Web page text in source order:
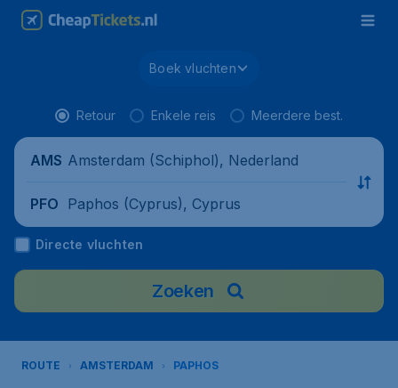
Boek vluchten
Retour Enkele reis Meerdere best.
AMS Amsterdam (Schiphol), Nederland
PFO Paphos (Cyprus), Cyprus
Directe vluchten
Zoeken
ROUTE AMSTERDAM PAPHOS